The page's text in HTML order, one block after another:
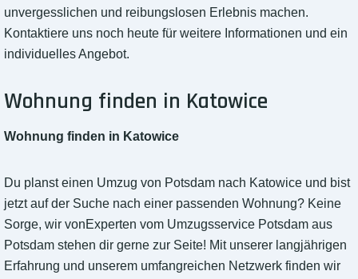
unvergesslichen und reibungslosen Erlebnis machen.
Kontaktiere uns noch heute für weitere Informationen und ein
individuelles Angebot.
Wohnung finden in Katowice
Wohnung finden in Katowice
Du planst einen Umzug von Potsdam nach Katowice und bist
jetzt auf der Suche nach einer passenden Wohnung? Keine
Sorge, wir vonExperten vom Umzugsservice Potsdam aus
Potsdam stehen dir gerne zur Seite! Mit unserer langjährigen
Erfahrung und unserem umfangreichen Netzwerk finden wir